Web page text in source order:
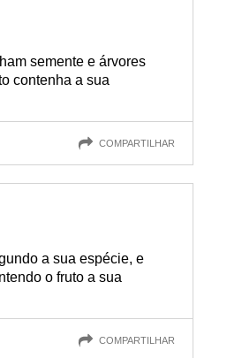
semente e árvores
contenha a sua
COMPARTILHAR
a sua espécie, e
o fruto a sua
COMPARTILHAR